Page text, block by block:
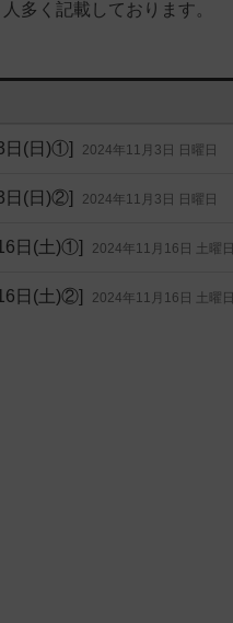
多く記載しております。
日(日)①] 2024年11月3日 日曜日
日(日)②] 2024年11月3日 日曜日
日(土)①] 2024年11月16日 土曜日
日(土)②] 2024年11月16日 土曜日